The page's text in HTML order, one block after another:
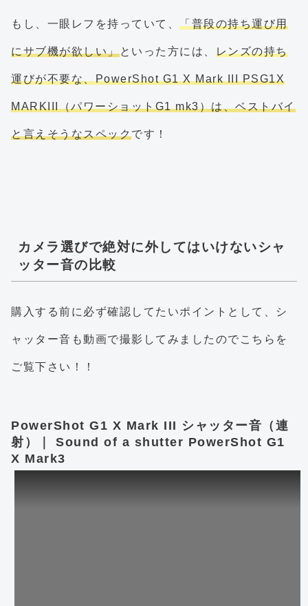
もし、一眼レフを持っていて、 「普段の持ち運び用
にサブ機が欲しい」といった方には、 レンズの持ち
運びが不要な、PowerShot G1 X Mark III PSG1X
MARKIII（パワーショットG1 mk3）は、ベストバイ
と言えそうなスペックです！
カメラ選びで絶対に外してはいけないシャ
ッター音の比較
購入する前に必ず確認してたいポイントとして、シ
ャッター音も動画で撮影してみましたのでこちらを
ご覧下さい！！
PowerShot G1 X Mark III シャッター音（連
射）｜ Sound of a shutter PowerShot G1
X Mark3